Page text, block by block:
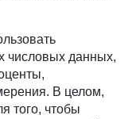
числовых данных,
В целом,
того, чтобы